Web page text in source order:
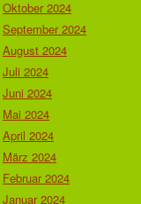
Oktober 2024
September 2024
August 2024
Juli 2024
Juni 2024
Mai 2024
April 2024
März 2024
Februar 2024
Januar 2024